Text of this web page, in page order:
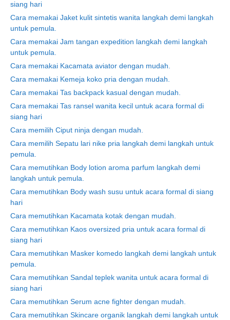
siang hari
Cara memakai Jaket kulit sintetis wanita langkah demi langkah
untuk pemula.
Cara memakai Jam tangan expedition langkah demi langkah
untuk pemula.
Cara memakai Kacamata aviator dengan mudah.
Cara memakai Kemeja koko pria dengan mudah.
Cara memakai Tas backpack kasual dengan mudah.
Cara memakai Tas ransel wanita kecil untuk acara formal di
siang hari
Cara memilih Ciput ninja dengan mudah.
Cara memilih Sepatu lari nike pria langkah demi langkah untuk
pemula.
Cara memutihkan Body lotion aroma parfum langkah demi
langkah untuk pemula.
Cara memutihkan Body wash susu untuk acara formal di siang
hari
Cara memutihkan Kacamata kotak dengan mudah.
Cara memutihkan Kaos oversized pria untuk acara formal di
siang hari
Cara memutihkan Masker komedo langkah demi langkah untuk
pemula.
Cara memutihkan Sandal teplek wanita untuk acara formal di
siang hari
Cara memutihkan Serum acne fighter dengan mudah.
Cara memutihkan Skincare organik langkah demi langkah untuk